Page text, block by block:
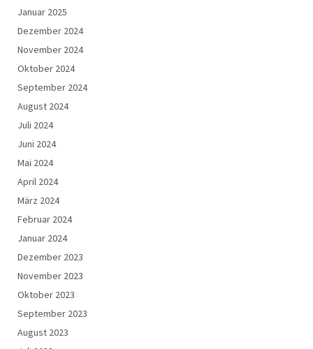
Januar 2025
Dezember 2024
November 2024
Oktober 2024
September 2024
August 2024
Juli 2024
Juni 2024
Mai 2024
April 2024
März 2024
Februar 2024
Januar 2024
Dezember 2023
November 2023
Oktober 2023
September 2023
August 2023